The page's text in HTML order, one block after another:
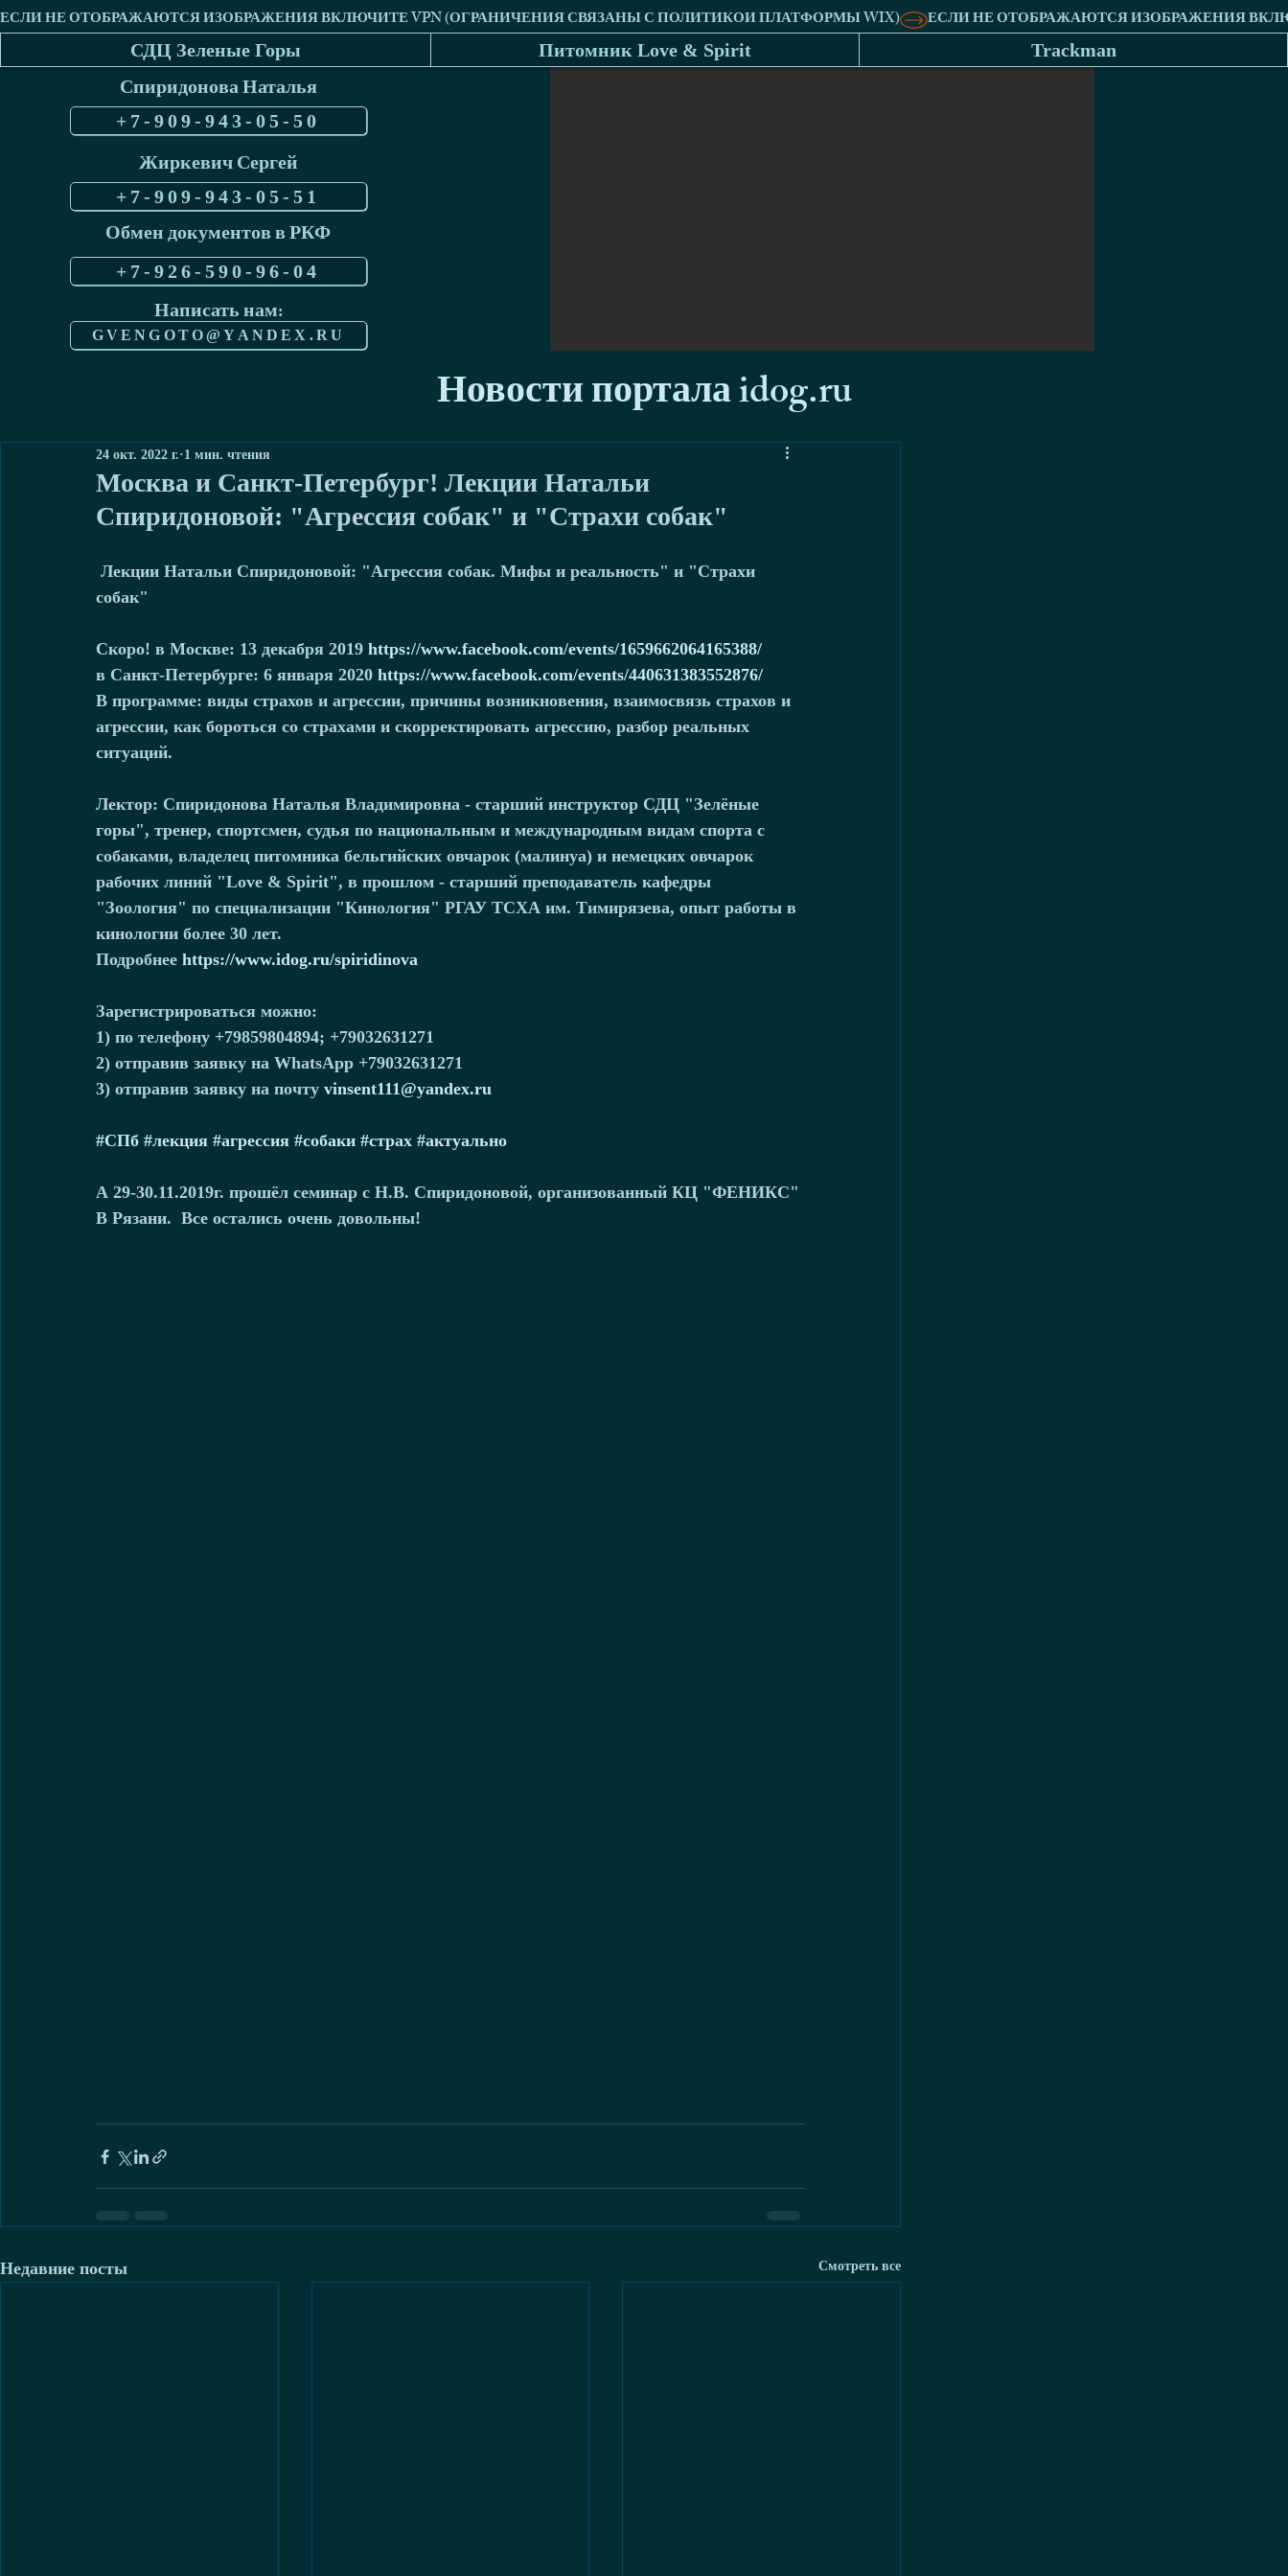
СДЦ Зеленые Горы Питомник Love & Spirit Trackman
Спиридонова Наталья
+7-909-943-05-50
Жиркевич Сергей
+7-909-943-05-51
Обмен документов в РКФ
+7-926-590-96-04
Написать нам:
GVENGOTO@YANDEX.RU
Новости портала idog.ru
Москва и Санкт-Петербург! Лекции Натальи
Спиридоновой: "Агрессия собак" и "Страхи собак"
24 окт. 2022 г. 1 мин. чтения
собак"
Скоро! в Москве: 13 декабря 2019 https://www.facebook.com/events/1659662064165388/
в Санкт-Петербурге: 6 января 2020 https://www.facebook.com/events/440631383552876/
В программе: виды страхов и агрессии, причины возникновения, взаимосвязь страхов и
агрессии, как бороться со страхами и скорректировать агрессию, разбор реальных
ситуаций.
Лектор: Спиридонова Наталья Владимировна - старший инструктор СДЦ "Зелёные
горы", тренер, спортсмен, судья по национальным и международным видам спорта с
собаками, владелец питомника бельгийских овчарок (малинуа) и немецких овчарок
рабочих линий "Lоve & Spirit", в прошлом - старший преподаватель кафедры
"Зоология" по специализации "Кинология" РГАУ ТСХА им. Тимирязева, опыт работы в
кинологии более 30 лет.
Подробнее https://www.idog.ru/spiridinova
Зарегистрироваться можно:
1) по телефону +79859804894; +79032631271
2) отправив заявку на WhatsApp +79032631271
3) отправив заявку на почту vinsent111@yandex.ru
#СПб #лекция #агрессия #собаки #страх #актуально
А 29-30.11.2019г. прошёл семинар с Н.В. Спиридоновой, организованный КЦ "ФЕНИКС"
В Рязани.  Все остались очень довольны!
Недавние посты Смотреть все